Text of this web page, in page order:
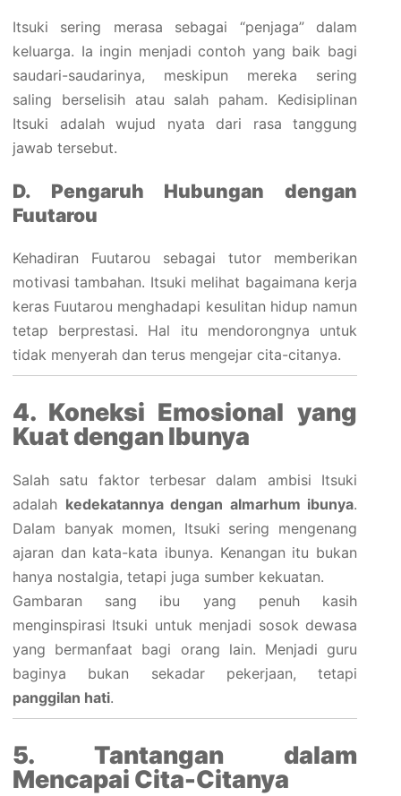
Itsuki sering merasa sebagai “penjaga” dalam
keluarga. Ia ingin menjadi contoh yang baik bagi
saudari-saudarinya, meskipun mereka sering
saling berselisih atau salah paham. Kedisiplinan
Itsuki adalah wujud nyata dari rasa tanggung
jawab tersebut.
D. Pengaruh Hubungan dengan
Fuutarou
Kehadiran Fuutarou sebagai tutor memberikan
motivasi tambahan. Itsuki melihat bagaimana kerja
keras Fuutarou menghadapi kesulitan hidup namun
tetap berprestasi. Hal itu mendorongnya untuk
tidak menyerah dan terus mengejar cita-citanya.
4. Koneksi Emosional yang
Kuat dengan Ibunya
Salah satu faktor terbesar dalam ambisi Itsuki
adalah kedekatannya dengan almarhum ibunya.
Dalam banyak momen, Itsuki sering mengenang
ajaran dan kata-kata ibunya. Kenangan itu bukan
hanya nostalgia, tetapi juga sumber kekuatan.
Gambaran sang ibu yang penuh kasih
menginspirasi Itsuki untuk menjadi sosok dewasa
yang bermanfaat bagi orang lain. Menjadi guru
baginya bukan sekadar pekerjaan, tetapi
panggilan hati.
5. Tantangan dalam
Mencapai Cita-Citanya